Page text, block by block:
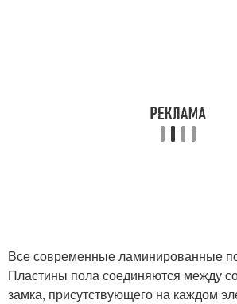
Все современные ламинированные
Пластины пола соединяются между
замка, присутствующего на каждом